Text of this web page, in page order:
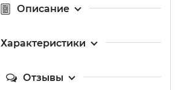
Описание
Характеристики
Отзывы